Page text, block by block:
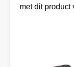
met dit product